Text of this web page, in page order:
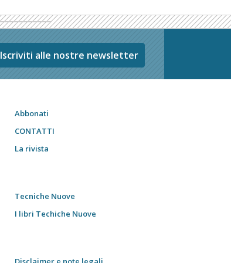
Iscriviti alle nostre newsletter
Abbonati
CONTATTI
La rivista
Tecniche Nuove
I libri Techiche Nuove